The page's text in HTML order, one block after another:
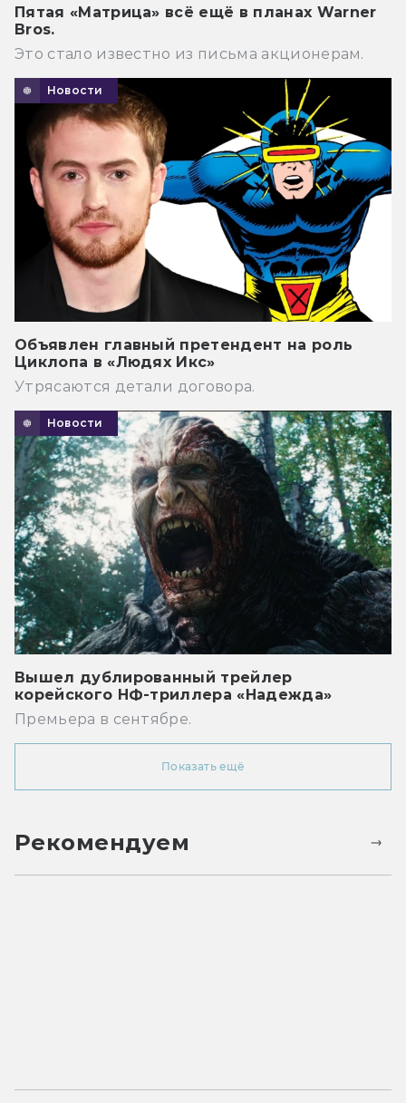
Пятая «Матрица» всё ещё в планах Warner
Bros.
Это стало известно из письма акционерам.
Новости
Объявлен главный претендент на роль
Циклопа в «Людях Икс»
Утрясаются детали договора.
Новости
Вышел дублированный трейлер
корейского НФ-триллера «Надежда»
Премьера в сентябре.
Показать ещё
Рекомендуем